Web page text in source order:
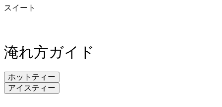
スイート
淹れ方ガイド
ホットティー
アイスティー